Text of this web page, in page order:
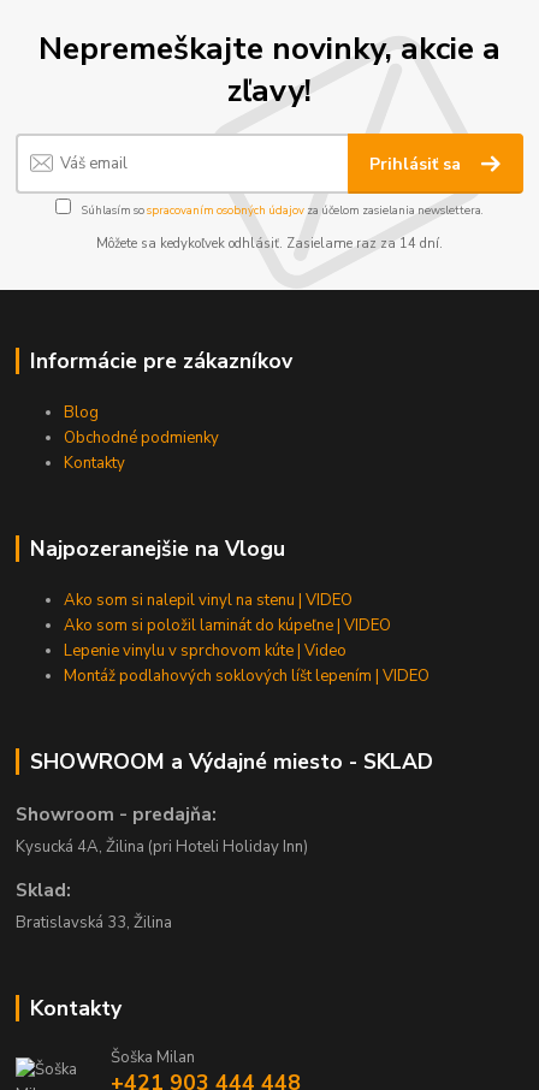
Nepremeškajte novinky, akcie a
zľavy!
Prihlásiť sa
Súhlasím sospracovaním osobných údajov za účelom zasielania newslettera.
Môžete sa kedykoľvek odhlásiť. Zasielame raz za 14 dní.
Informácie pre zákazníkov
Blog
Obchodné podmienky
Kontakty
Najpozeranejšie na Vlogu
Ako som si nalepil vinyl na stenu | VIDEO
Ako som si položil laminát do kúpeľne | VIDEO
Lepenie vinylu v sprchovom kúte | Video
Montáž podlahových soklových líšt lepením | VIDEO
SHOWROOM a Výdajné miesto - SKLAD
Showroom - predajňa:
Kysucká 4A, Žilina (pri Hoteli Holiday Inn)
Sklad:
Bratislavská 33, Žilina
Kontakty
Šoška Milan
+421 903 444 448